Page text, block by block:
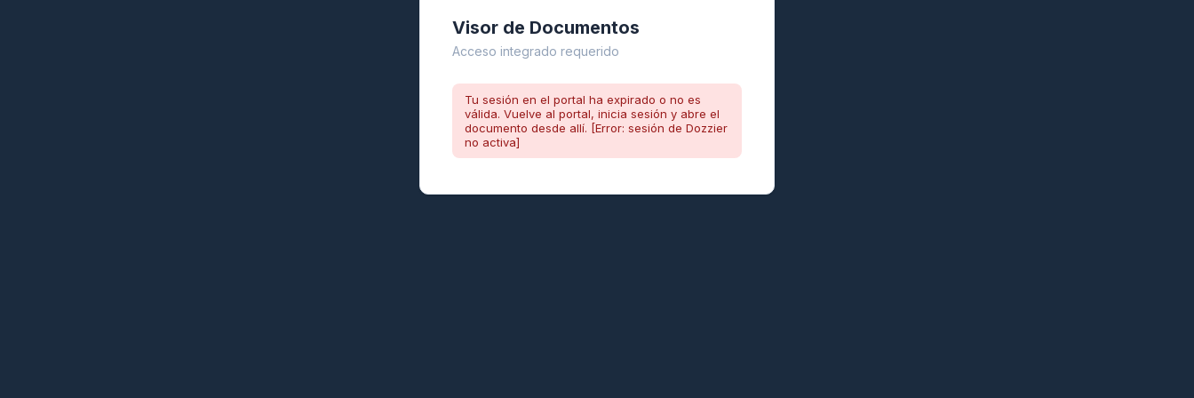
Visor de Documentos
Acceso integrado requerido
Tu sesión en el portal ha expirado o no es
válida. Vuelve al portal, inicia sesión y abre el
documento desde allí. [Error: sesión de Dozzier
no activa]